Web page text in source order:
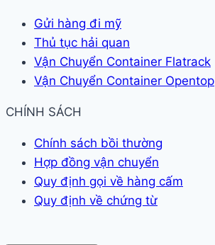
Gửi hàng đi mỹ
Thủ tục hải quan
Vận Chuyển Container Flatrack
Vận Chuyển Container Opentop
CHÍNH SÁCH
Chính sách bồi thường
Hợp đồng vận chuyển
Quy định gọi về hàng cấm
Quy định về chứng từ